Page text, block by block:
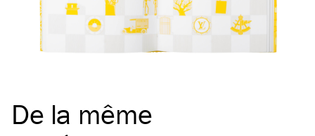
De la même